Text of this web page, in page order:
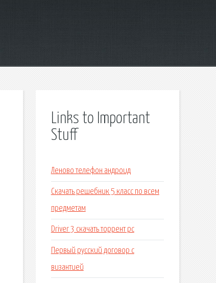
Links to Important
Stuff
Леново телефон андроид
Скачать решебник 5 класс по всем
предметам
Driver 3 скачать торрент pc
Первый русский договор с
византией